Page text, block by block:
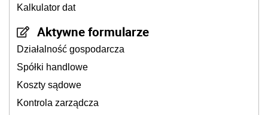
Kalkulator dat
Aktywne formularze
Działalność gospodarcza
Spółki handlowe
Koszty sądowe
Kontrola zarządcza